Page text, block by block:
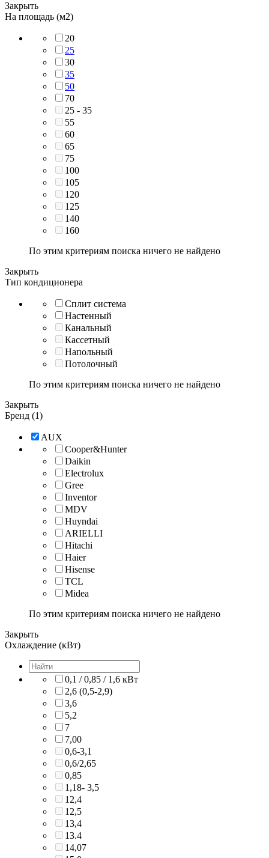
Закрыть
На площадь (м2)
20
25
30
35
50
70
25 - 35
55
60
65
75
100
105
120
125
140
160
По этим критериям поиска ничего не найдено
Закрыть
Тип кондиционера
Сплит система
Настенный
Канальный
Кассетный
Напольный
Потолочный
По этим критериям поиска ничего не найдено
Закрыть
Бренд (1)
AUX
Cooper&Hunter
Daikin
Electrolux
Gree
Inventor
MDV
Huyndai
ARIELLI
Hitachi
Haier
Hisense
TCL
Midea
По этим критериям поиска ничего не найдено
Закрыть
Охлаждение (кВт)
0,1 / 0,85 / 1,6 кВт
2,6 (0,5-2,9)
3,6
5,2
7
7,00
0,6-3,1
0,6/2,65
0,85
1,18- 3,5
12,4
12,5
13,4
13.4
14,07